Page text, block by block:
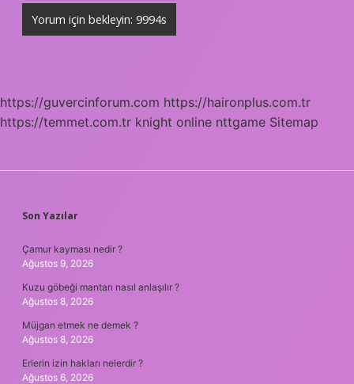
https://guvercinforum.com https://haironplus.com.tr
https://temmet.com.tr knight online nttgame Sitemap
SIDEBAR
Son Yazılar
Çamur kayması nedir ?
Ağustos 9, 2026
Kuzu göbeği mantarı nasıl anlaşılır ?
Ağustos 8, 2026
Müjgan etmek ne demek ?
Ağustos 8, 2026
Erlerin izin hakları nelerdir ?
Ağustos 6, 2026